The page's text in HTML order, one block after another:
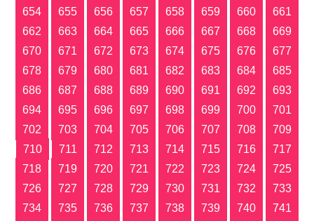
654
655 656 657 658 659 660
661
662
663 664 665 666 667 668
669
670
671 672 673 674 675 676
677
678
679 680 681 682 683 684
685
686
687 688 689 690 691 692
693
694
695 696 697 698 699 700
701
702
703 704 705 706 707 708
709
710
711 712 713 714 715 716
717
718
719 720 721 722 723 724
725
726
727 728 729 730 731 732
733
734
735 736 737 738 739 740
741